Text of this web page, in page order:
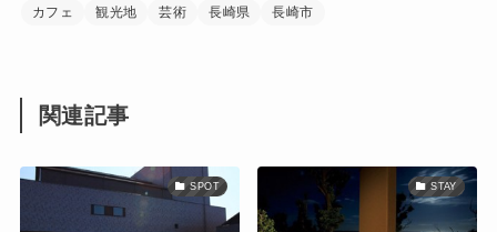
カフェ
観光地 芸術 長崎県 長崎市
関連記事
SPOT STAY